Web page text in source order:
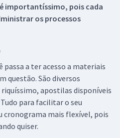
importantíssimo, pois cada
os processos
passa a ter acesso a materiais
questão. São diversos
apostilas disponíveis
para facilitar o seu
mais flexível, pois
quiser.